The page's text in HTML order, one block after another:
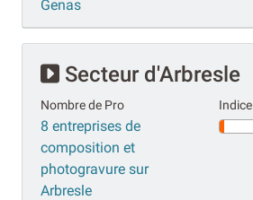
Genas
Secteur d'Arbresle
Nombre de Pro
8 entreprises de
composition et
photogravure sur
Arbresle